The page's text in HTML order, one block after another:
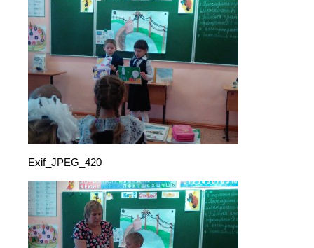
Exif_JPEG_420